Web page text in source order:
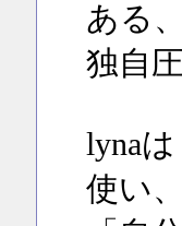
ある、
独自
lyna
使い